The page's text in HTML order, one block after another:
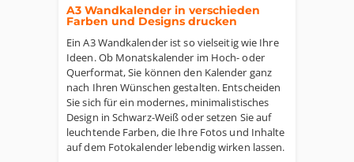
A3 Wandkalender in verschieden
Farben und Designs drucken
Ein A3 Wandkalender ist so vielseitig wie Ihre
Ideen. Ob Monatskalender im Hoch- oder
Querformat, Sie können den Kalender ganz
nach Ihren Wünschen gestalten. Entscheiden
Sie sich für ein modernes, minimalistisches
Design in Schwarz-Weiß oder setzen Sie auf
leuchtende Farben, die Ihre Fotos und Inhalte
auf dem Fotokalender lebendig wirken lassen.